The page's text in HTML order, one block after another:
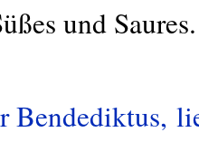
und
Bendediktus,